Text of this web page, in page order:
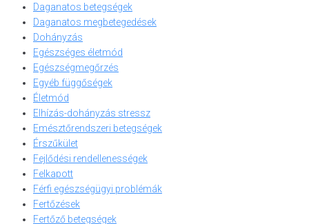
Daganatos betegségek
Daganatos megbetegedések
Dohányzás
Egészséges életmód
Egészségmegőrzés
Egyéb függőségek
Életmód
Elhízás-dohányzás stressz
Emésztőrendszeri betegségek
Érszűkület
Fejlődési rendellenességek
Felkapott
Férfi egészségügyi problémák
Fertőzések
Fertőző betegségek